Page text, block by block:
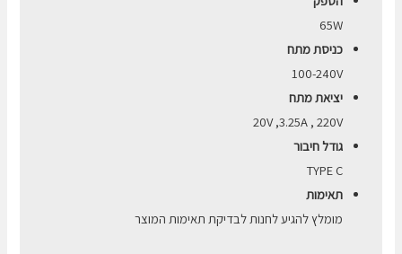
65W
כניסת מתח
100-240V
יציאת מתח
20V ,3.25A , 220V
גודל חיבור
TYPE C
תאימות
מומלץ להגיע לחנות לבדיקת תאימות המוצר